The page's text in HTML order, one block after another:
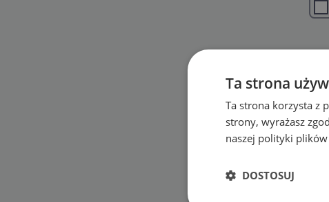
Ta strona
Ta strona korzysta z
strony, wyrażasz
naszej polityki
DOSTOSUJ